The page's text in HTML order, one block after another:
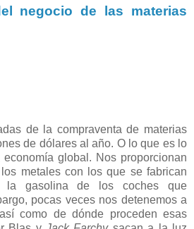
negocio de las materias
de la compraventa de materias
de dólares al año. O lo que es lo
global. Nos proporcionan
metales con los que se fabrican
la gasolina de los coches que
pocas veces nos detenemos a
como de dónde proceden esas